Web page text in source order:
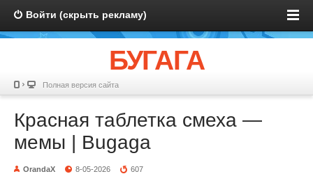
Войти (скрыть рекламу)
БУГАГА
Полная версия сайта
Красная таблетка смеха —
мемы | Bugaga
OrandaX 8-05-2026 607